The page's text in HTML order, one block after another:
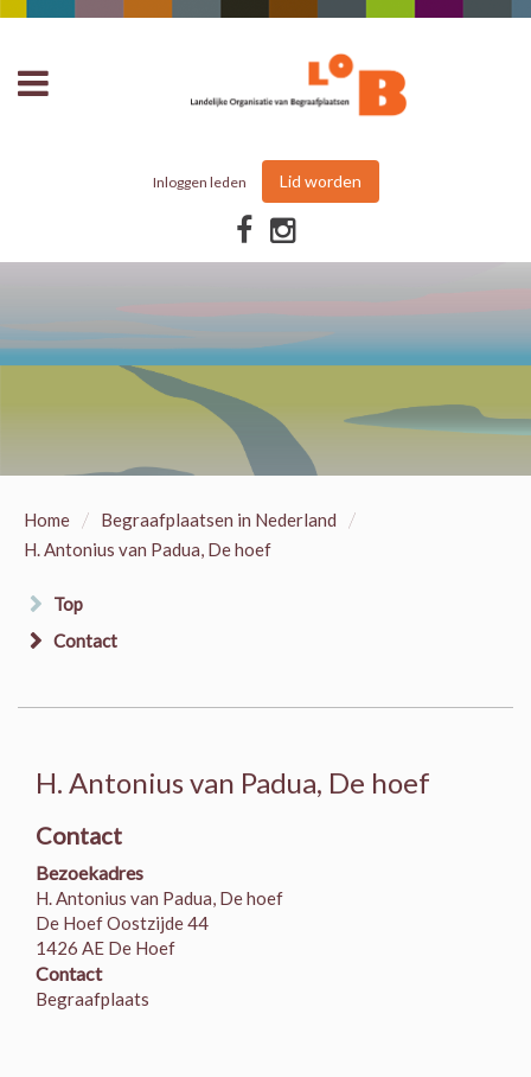
Inloggen leden Lid worden
Home / Begraafplaatsen in Nederland /
H. Antonius van Padua, De hoef
Top
Contact
H. Antonius van Padua, De hoef
Contact
Bezoekadres
H. Antonius van Padua, De hoef
De Hoef Oostzijde 44
1426 AE De Hoef
Contact
Begraafplaats